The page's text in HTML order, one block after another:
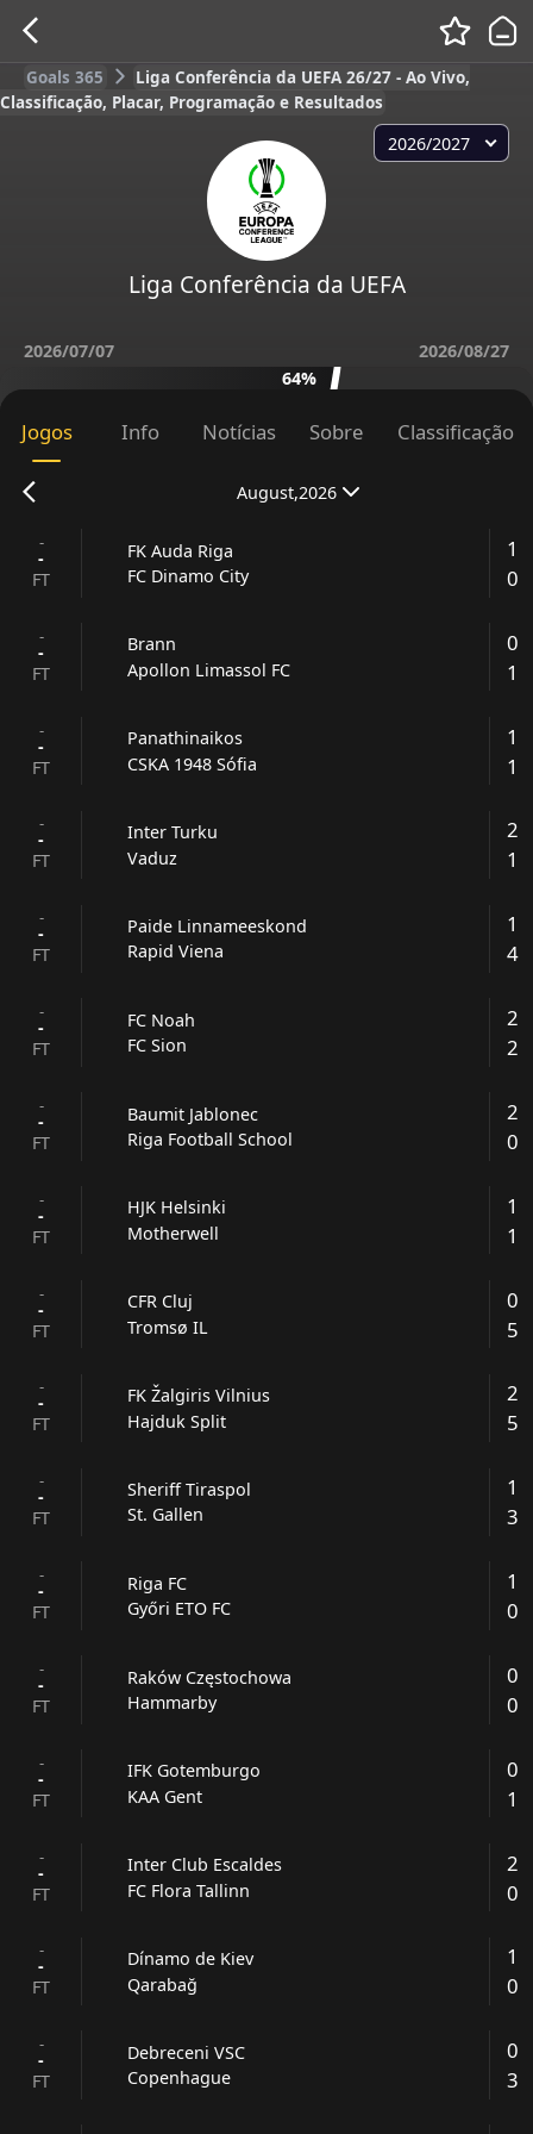
Goals 365
Liga Conferência da UEFA 26/27 - Ao Vivo,
Classificação, Placar, Programação e Resultados
2026/2027
Liga Conferência da UEFA
2026/07/07
2026/08/27
64%
Jogos Info Notícias Sobre Classificação
August,2026
-
-
FT
FK Auda Riga
FC Dinamo City
1
0
-
-
FT
Brann
Apollon Limassol FC
0
1
-
-
FT
Panathinaikos
CSKA 1948 Sófia
1
1
-
-
FT
Inter Turku
Vaduz
2
1
-
-
FT
Paide Linnameeskond
Rapid Viena
1
4
-
-
FT
FC Noah
FC Sion
2
2
-
-
FT
Baumit Jablonec
Riga Football School
2
0
-
-
FT
HJK Helsinki
Motherwell
1
1
-
-
FT
CFR Cluj
Tromsø IL
0
5
-
-
FT
FK Žalgiris Vilnius
Hajduk Split
2
5
-
-
FT
Sheriff Tiraspol
St. Gallen
1
3
-
-
FT
Riga FC
Győri ETO FC
1
0
-
-
FT
Raków Częstochowa
Hammarby
0
0
-
-
FT
IFK Gotemburgo
KAA Gent
0
1
-
-
FT
Inter Club Escaldes
FC Flora Tallinn
2
0
-
-
FT
Dínamo de Kiev
Qarabağ
1
0
-
-
FT
Debreceni VSC
Copenhague
0
3